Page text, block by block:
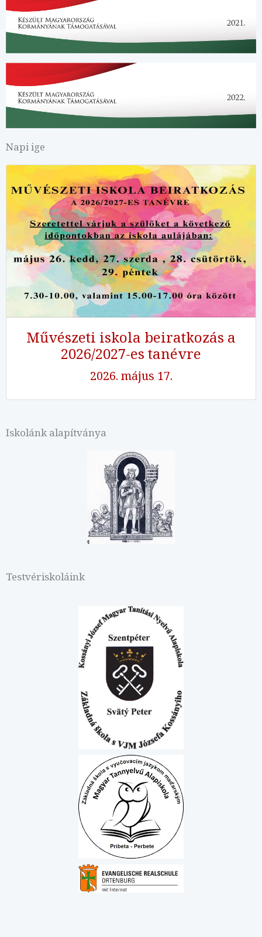
Napi ige
Művészeti iskola beiratkozás a
2026/2027-es tanévre
2026. május 17.
Iskolánk alapítványa
Testvériskoláink